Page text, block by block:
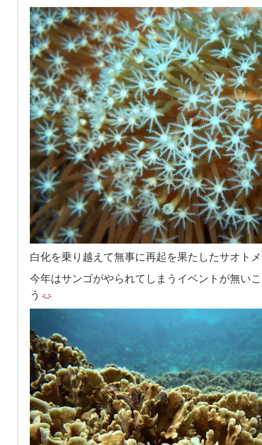
白化を乗り越えて無事に再起を果たしたサオト
今年はサンゴがやられてしまうイベントが無い
う